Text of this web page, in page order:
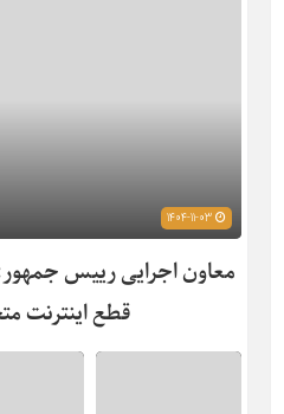
معاون اجرایی رییس
قطع اینترنت